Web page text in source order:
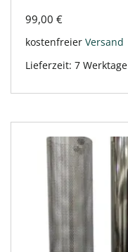
99,00 €
kostenfreier Versand
Lieferzeit: 7 Werktage